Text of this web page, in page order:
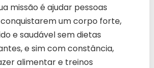
missão é ajudar pessoas
um corpo forte,
e saudável sem dietas
e sim com constância,
alimentar e treinos